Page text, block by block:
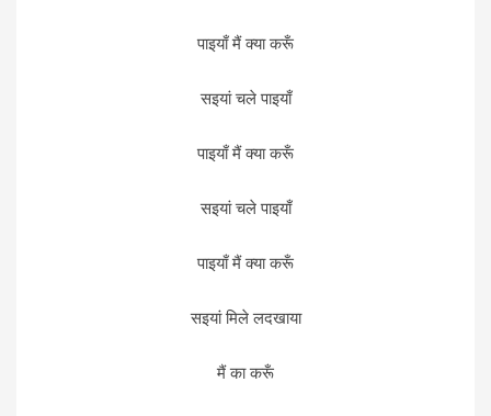
पाइयाँ मैं क्या करूँ
सइयां चले पाइयाँ
पाइयाँ मैं क्या करूँ
सइयां चले पाइयाँ
पाइयाँ मैं क्या करूँ
सइयां मिले लदखाया
मैं का करूँ